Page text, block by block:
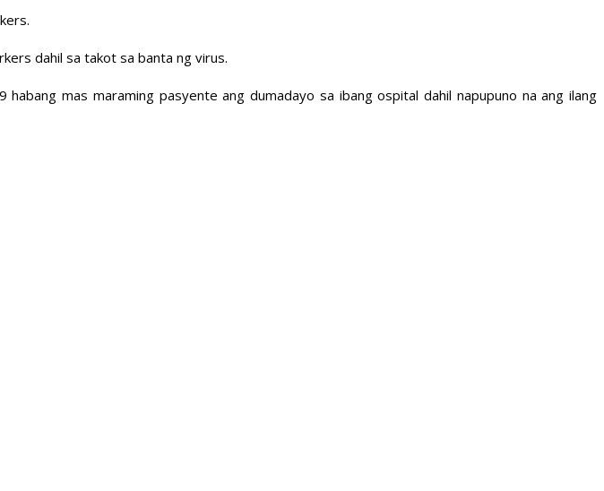
dahil sa takot sa banta ng virus.
mas maraming pasyente ang dumadayo sa ibang ospital dahil napupuno na ang ilang